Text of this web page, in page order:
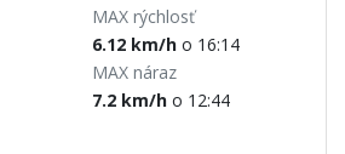
MAX rýchlosť
6.12 km/h o 16:14
MAX náraz
7.2 km/h o 12:44